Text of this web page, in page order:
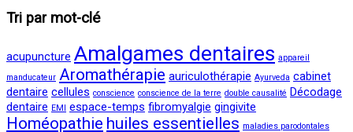
Tri par mot-clé
acupuncture Amalgames dentaires appareil
manducateur Aromathérapie auriculothérapie Ayurveda cabinet
dentaire cellules conscience conscience de la terre double causalité Décodage
dentaire EMI espace-temps fibromyalgie gingivite
Homéopathie huiles essentielles maladies parodontales